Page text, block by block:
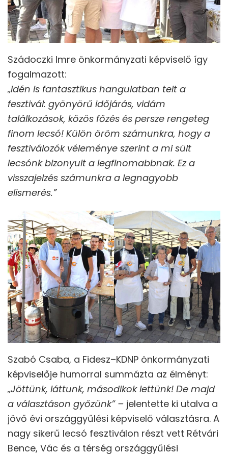
Szádoczki Imre önkormányzati képviselő így
fogalmazott:
„Idén is fantasztikus hangulatban telt a
fesztivál: gyönyörű időjárás, vidám
találkozások, közös főzés és persze rengeteg
finom lecsó! Külön öröm számunkra, hogy a
fesztiválozók véleménye szerint a mi sült
lecsónk bizonyult a legfinomabbnak. Ez a
visszajelzés számunkra a legnagyobb
elismerés.”
Szabó Csaba, a Fidesz–KDNP önkormányzati
képviselője humorral summázta az élményt:
„Jöttünk, láttunk, másodikok lettünk! De majd
a választáson győzünk” – jelentette ki utalva a
jövő évi országgyűlési képviselő választásra. A
nagy sikerű lecsó fesztiválon részt vett Rétvári
Bence, Vác és a térség országgyűlési